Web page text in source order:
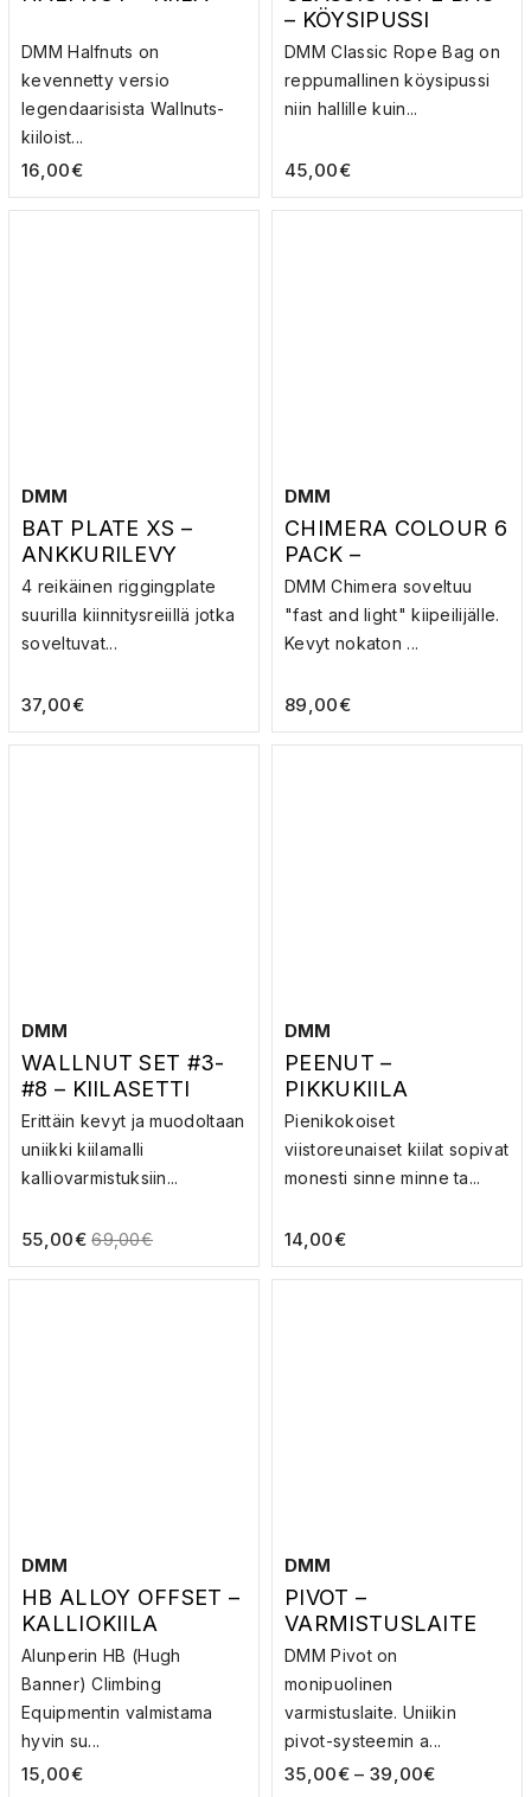
DMM Halfnuts on
kevennetty versio
legendaarisista Wallnuts-
kiiloist...
16,00€
– KÖYSIPUSSI
DMM Classic Rope Bag on
reppumallinen köysipussi
niin hallille kuin...
45,00€
DMM
BAT PLATE XS –
ANKKURILEVY
4 reikäinen riggingplate
suurilla kiinnitysreiillä jotka
soveltuvat...
37,00€
DMM
CHIMERA COLOUR 6
PACK –
SULKURENGASSETT
I
DMM Chimera soveltuu
"fast and light" kiipeilijälle.
Kevyt nokaton ...
89,00€
DMM
WALLNUT SET #3-
#8 – KIILASETTI
Erittäin kevyt ja muodoltaan
uniikki kiilamalli
kalliovarmistuksiin...
55,00€ 69,00€
DMM
PEENUT –
PIKKUKIILA
Pienikokoiset
viistoreunaiset kiilat sopivat
monesti sinne minne ta...
14,00€
DMM
HB ALLOY OFFSET –
KALLIOKIILA
Alunperin HB (Hugh
Banner) Climbing
Equipmentin valmistama
hyvin su...
15,00€
DMM
PIVOT –
VARMISTUSLAITE
DMM Pivot on
monipuolinen
varmistuslaite. Uniikin
pivot-systeemin a...
35,00€ – 39,00€